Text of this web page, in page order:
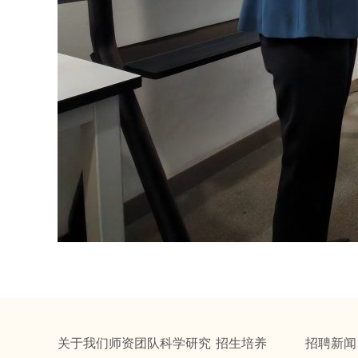
关于我们师资团队科学研究 招生培养 招聘新